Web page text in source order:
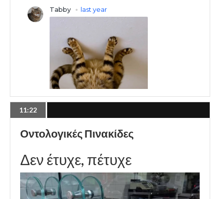
11:22
Οντολογικές Πινακίδες
Δεν έτυχε, πέτυχε